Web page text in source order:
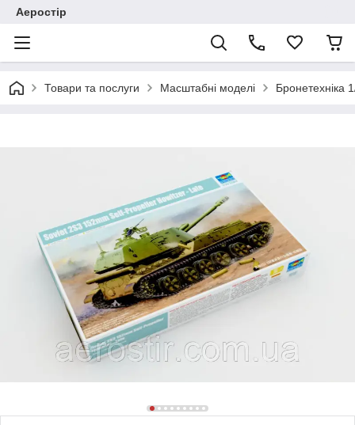
Аеростір
Товари та послуги Масштабні моделі Бронетехніка